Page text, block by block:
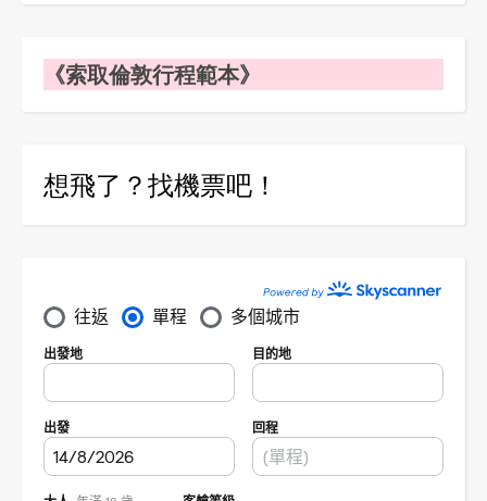
《索取倫敦行程範本》
想飛了？找機票吧！